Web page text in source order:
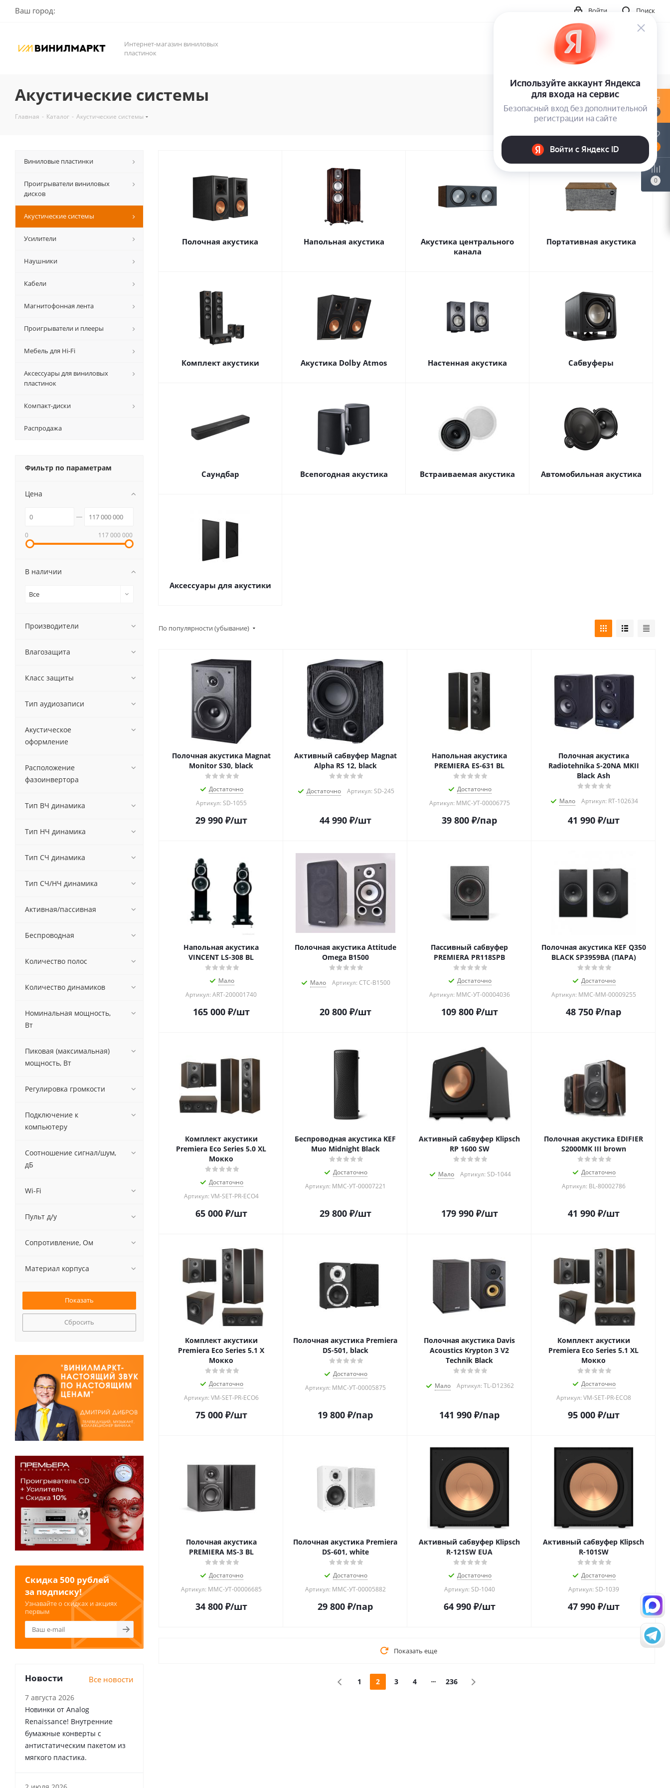
Ваш город: Поиск
Войти
Интернет-магазин виниловых
пластинок
Акустические системы
Главная - Каталог - Акустические системы
Полочная акустика Напольная акустика
Акустика центрального
канала
Портативная акустика
Комплект акустики Акустика Dolby Atmos Настенная акустика Сабвуферы
Саундбар Всепогодная акустика Встраиваемая акустика Автомобильная акустика
Аксессуары для акустики
По популярности (убывание)
Полочная акустика Magnat
Monitor S30, black
Достаточно
Артикул: SD-1055
29 990₽/шт
Активный сабвуфер Magnat
Alpha RS 12, black
Достаточно Артикул: SD-245
44 990₽/шт
Напольная акустика
PREMIERA ES-631 BL
Достаточно
Артикул: MMC-УТ-00006775
39 800 ₽/пар
Полочная акустика
Radiotehnika S-20NA MKII
Black Ash
Мало Артикул: RT-102634
41 990₽/шт
Напольная акустика
VINCENT LS-308 BL
Мало
Артикул: ART-200001740
165 000₽/шт
Полочная акустика Attitude
Omega B1500
Мало Артикул: CTC-B1500
20 800₽/шт
Пассивный сабвуфер
PREMIERA PR118SPB
Достаточно
Артикул: MMC-УТ-00004036
109 800₽/шт
Полочная акустика KEF Q350
BLACK SP3959BA (ПАРА)
Достаточно
Артикул: MMC-ММ-00009255
48 750 ₽/пар
Комплект акустики
Premiera Eco Series 5.0 XL
Мокко
Достаточно
Артикул: VM-SET-PR-ECO4
65 000₽/шт
Беспроводная акустика KEF
Muo Midnight Black
Достаточно
Артикул: MMC-УТ-00007221
29 800₽/шт
Активный сабвуфер Klipsch
RP 1600 SW
Мало Артикул: SD-1044
179 990₽/шт
Полочная акустика EDIFIER
S2000MK III brown
Достаточно
Артикул: BL-80002786
41 990₽/шт
Комплект акустики
Premiera Eco Series 5.1 X
Мокко
Достаточно
Артикул: VM-SET-PR-ECO6
75 000₽/шт
Полочная акустика Premiera
DS-501, black
Достаточно
Артикул: MMC-УТ-00005875
19 800 ₽/пар
Полочная акустика Davis
Acoustics Krypton 3 V2
Technik Black
Мало Артикул: TL-D12362
141 990 ₽/пар
Комплект акустики
Premiera Eco Series 5.1 XL
Мокко
Достаточно
Артикул: VM-SET-PR-ECO8
95 000₽/шт
Полочная акустика
PREMIERA MS-3 BL
Достаточно
Артикул: MMC-УТ-00006685
34 800₽/шт
Полочная акустика Premiera
DS-601, white
Достаточно
Артикул: MMC-УТ-00005882
29 800 ₽/пар
Активный сабвуфер Klipsch
R-121SW EUA
Достаточно
Артикул: SD-1040
64 990₽/шт
Активный сабвуфер Klipsch
R-101SW
Достаточно
Артикул: SD-1039
47 990₽/шт
Показать еще
1 2 3 4 236
Виниловые пластинки
Проигрыватели виниловых
дисков
Акустические системы
Усилители
Наушники
Кабели
Магнитофонная лента
Проигрыватели и плееры
Мебель для Hi-Fi
Аксессуары для виниловых
пластинок
Компакт-диски
Распродажа
Фильтр по параметрам
Цена
0 117 000 000
В наличии
Все
Производители
Влагозащита
Класс защиты
Тип аудиозаписи
Акустическое
оформление
Расположение
фазоинвертора
Тип ВЧ динамика
Тип НЧ динамика
Тип CЧ динамика
Тип СЧ/НЧ динамика
Активная/пассивная
Беспроводная
Количество полос
Количество динамиков
Номинальная мощность,
Вт
Пиковая (максимальная)
мощность, Вт
Регулировка громкости
Подключение к
компьютеру
Соотношение сигнал/шум,
дБ
Wi-Fi
Пульт д/у
Сопротивление, Ом
Материал корпуса
Сбросить
Скидка 500 рублей
за подписку!
Узнавайте о скидках и акциях
первым
Новости Все новости
7 августа 2026
Новинки от Analog
Renaissance! Внутренние
бумажные конверты с
антистатическим пакетом из
мягкого пластика.
0
0
0